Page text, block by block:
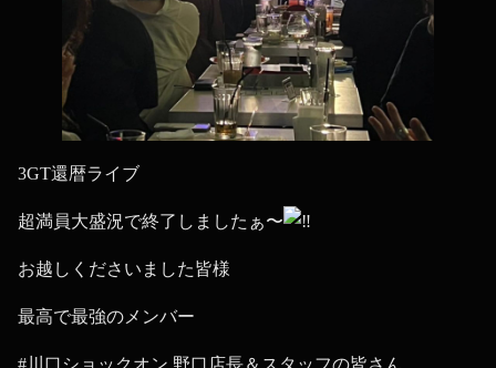
3GT還暦ライブ
超満員大盛況で終了しましたぁ〜
お越しくださいました皆様
最高で最強のメンバー
#川口ショックオン 野口店長＆スタッフの皆さん